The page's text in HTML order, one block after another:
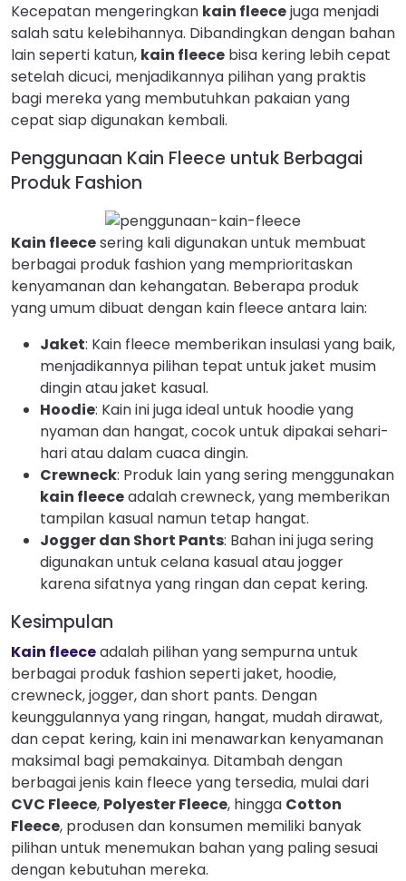
Kecepatan mengeringkan kain fleecejuga menjadi
salah satu kelebihannya. Dibandingkan dengan bahan
lain seperti katun, kain fleece bisa kering lebih cepat
setelah dicuci, menjadikannya pilihan yang praktis
bagi mereka yang membutuhkan pakaian yang
cepat siap digunakan kembali.
Penggunaan Kain Fleece untuk Berbagai
Produk Fashion
Kain fleecesering kali digunakan untuk membuat
berbagai produk fashion yang memprioritaskan
kenyamanan dan kehangatan. Beberapa produk
yang umum dibuat dengan kain fleece antara lain:
Jaket: Kain fleece memberikan insulasi yang baik,
menjadikannya pilihan tepat untuk jaket musim
dingin atau jaket kasual.
Hoodie: Kain ini juga ideal untuk hoodie yang
nyaman dan hangat, cocok untuk dipakai sehari-
hari atau dalam cuaca dingin.
Crewneck: Produk lain yang sering menggunakan
kain fleeceadalah crewneck, yang memberikan
tampilan kasual namun tetap hangat.
Jogger dan Short Pants: Bahan ini juga sering
digunakan untuk celana kasual atau jogger
karena sifatnya yang ringan dan cepat kering.
Kesimpulan
Kain fleeceadalah pilihan yang sempurna untuk
berbagai produk fashion seperti jaket, hoodie,
crewneck, jogger, dan short pants. Dengan
keunggulannya yang ringan, hangat, mudah dirawat,
dan cepat kering, kain ini menawarkan kenyamanan
maksimal bagi pemakainya. Ditambah dengan
berbagai jenis kain fleece yang tersedia, mulai dari
CVC Fleece, Polyester Fleece, hingga Cotton
Fleece, produsen dan konsumen memiliki banyak
pilihan untuk menemukan bahan yang paling sesuai
dengan kebutuhan mereka.